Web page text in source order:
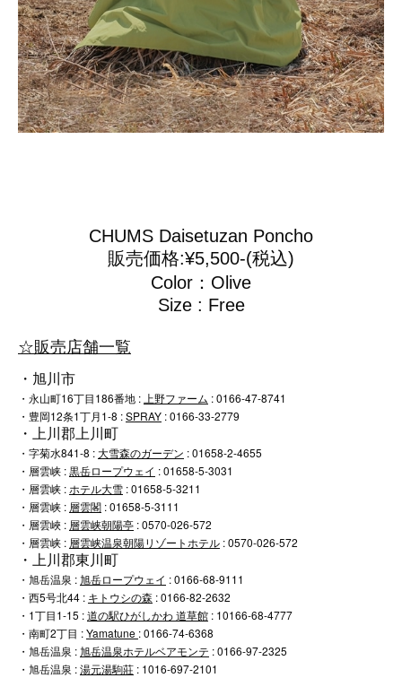
CHUMS Daisetuzan Poncho
販売価格:¥5,500-(税込)
Color：Olive
Size : Free
☆販売店舗一覧
・ 旭川市
・永山町16丁目186番地 : 上野ファーム : 0166-47-8741
・豊岡12条1丁月1-8 :SPRAY : 0166-33-2779
・
上川郡上川町
・字菊水841-8 :大雪森のガーデン : 01658-2-4655
・ 層雲峡 :黒岳ロープウェイ : 01658-5-3031
・層雲峡 : ホテル大雪 : 01658-5-3211
・層雲峡 : 層雲閣 : 01658-5-3111
・層雲峽 : 層雲峡朝陽亭 : 0570-026-572
・層雲峡 : 層雲峡温泉朝陽リゾートホテル : 0570-026-572
・
上川郡東川町
・旭岳温泉 :旭岳ロープウェイ : 0166-68-9111
・西5号北44 : キトウシの森 : 0166-82-2632
・ 1丁目1-15 :道の駅ひがしかわ 道草館 : 10166-68-4777
・南町2丁目 :Yamatune : 0166-74-6368
・旭岳温泉 :旭岳温泉ホテルベアモンテ : 0166-97-2325
・旭岳温泉 :湯元湯駒莊 : 1016-697-2101